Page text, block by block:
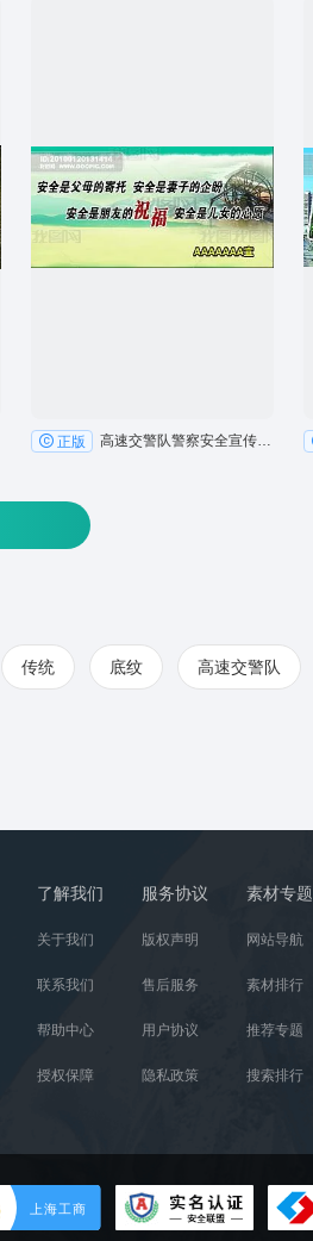
正版 高速交警队警察安全宣传户外广告牌
传统 底纹 高速交警队
了解我们
关于我们
联系我们
帮助中心
授权保障
服务协议
版权声明
售后服务
用户协议
隐私政策
素材专题
网站导航
素材排行
推荐专题
搜索排行